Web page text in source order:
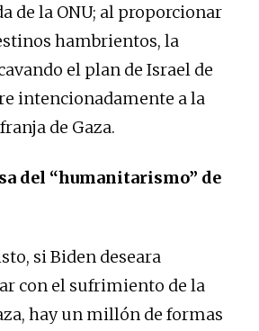
de la ONU; al proporcionar
hambrientos, la
el plan de Israel de
intencionadamente a la
de Gaza.
del “humanitarismo” de
si Biden deseara
con el sufrimiento de la
hay un millón de formas